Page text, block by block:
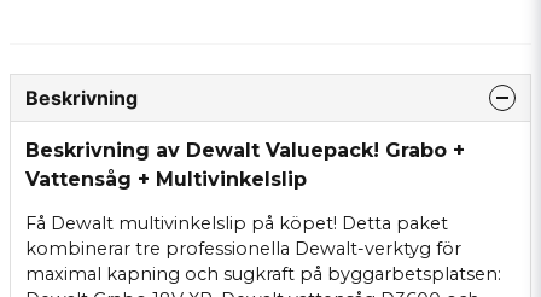
Beskrivning
Beskrivning av Dewalt Valuepack! Grabo +
Vattensåg + Multivinkelslip
Få Dewalt multivinkelslip på köpet! Detta paket
kombinerar tre professionella Dewalt-verktyg för
maximal kapning och sugkraft på byggarbetsplatsen: